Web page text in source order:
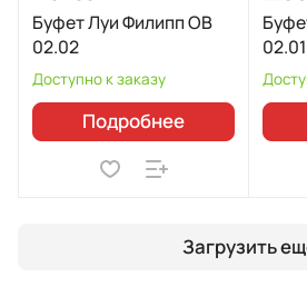
Буфет Луи Филипп ОВ
02.02
Доступно к заказу
Подробнее
02.01
Загрузить